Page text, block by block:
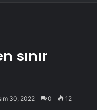
sınır
30, 2022 0 12